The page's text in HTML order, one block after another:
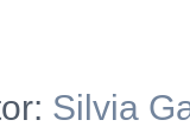
Silvia